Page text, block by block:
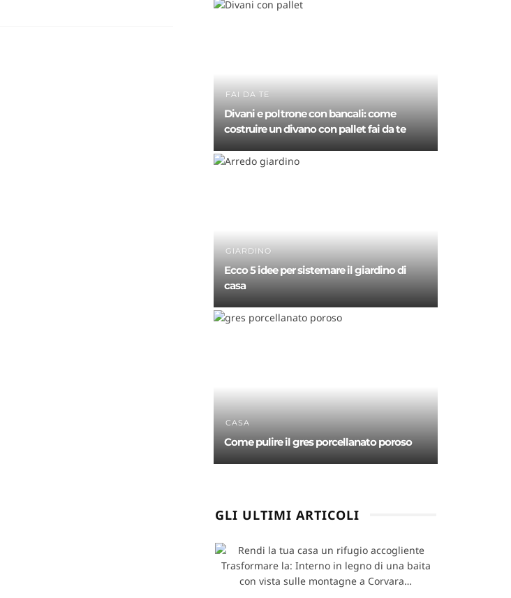
FAI DA TE
Divani e poltrone con bancali: come
costruire un divano con pallet fai da te
GIARDINO
Ecco 5 idee per sistemare il giardino di
casa
CASA
Come pulire il gres porcellanato poroso
GLI ULTIMI ARTICOLI